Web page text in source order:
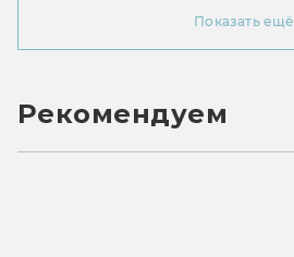
Показать ещё
Рекомендуем